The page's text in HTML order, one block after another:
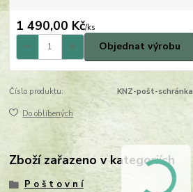
1 490,00 Kč/ks
Objednat výrobu
Číslo produktu: KNZ-pošt-schránka
Do oblíbených
Zboží zařazeno v kategoriích
P o š t o v n í